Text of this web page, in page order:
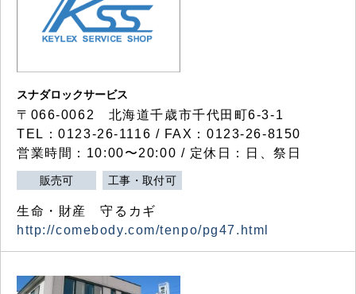
スナダロックサービス
〒066-0062 北海道千歳市千代田町6-3-1
TEL：0123-26-1116 / FAX：0123-26-8150
営業時間：10:00〜20:00 / 定休日：日、祭日
販売可 工事・取付可
生命・財産 守るカギ
http://comebody.com/tenpo/pg47.html